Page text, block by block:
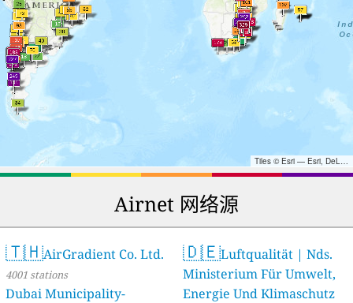
Tiles © Esri — Esri, DeLorme, NAVTEQ, TomTom, Intermap, iPC, USGS, FAO, NPS, NRCAN, GeoBase, Kadaster NL, Ordnance Survey, Esri Japan, METI, Esri China (Hong Kong), and the GIS User Community
Airnet 网络源
🇹🇭AirGradient Co. Ltd.
4001 stations
Dubai Municipality-
🇩🇪Luftqualität | Nds.
Ministerium Für Umwelt,
Energie Und Klimaschutz